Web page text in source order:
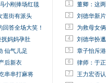
小刚捧场红毯
逛街有派头
答全场大笑！
妈妈孕肚
仙气儿足
后新衣
串串打麻将
1 董卿：这
2 刘德华新
3 为救母女
4 刘德华扮
5 章子怡斥
6 律师：于
7 王力宏否